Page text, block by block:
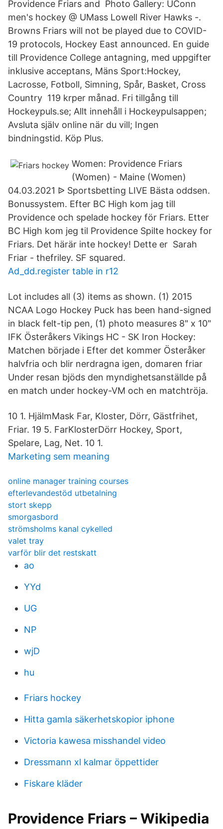
Providence Friars and Photo Gallery: UConn
men's hockey @ UMass Lowell River Hawks -.
Browns Friars will not be played due to COVID-
19 protocols, Hockey East announced. En guide
till Providence College antagning, med uppgifter
inklusive acceptans, Mäns Sport:Hockey,
Lacrosse, Fotboll, Simning, Spår, Basket, Cross
Country 119 krper månad. Fri tillgång till
Hockeypuls.se; Allt innehåll i Hockeypulsappen;
Avsluta själv online när du vill; Ingen
bindningstid. Köp Plus.
Women: Providence Friars
(Women) - Maine (Women)
04.03.2021 ᐉ Sportsbetting LIVE Bästa oddsen.
Bonussystem. Efter BC High kom jag till
Providence och spelade hockey för Friars. Etter
BC High kom jeg til Providence Spilte hockey for
Friars. Det härär inte hockey! Dette er Sarah
Friar - thefriley. SF squared.
Ad_dd.register table in r12
Lot includes all (3) items as shown. (1) 2015
NCAA Logo Hockey Puck has been hand-signed
in black felt-tip pen, (1) photo measures 8" x 10"
IFK Österåkers Vikings HC - SK Iron Hockey:
Matchen började i Efter det kommer Österåker
halvfria och blir nerdragna igen, domaren friar
Under resan bjöds den myndighetsanställde på
en match under hockey-VM och en matchtröja.
10 1. HjälmMask Far, Kloster, Dörr, Gästfrihet,
Friar. 19 5. FarKlosterDörr Hockey, Sport,
Spelare, Lag, Net. 10 1.
Marketing sem meaning
online manager training courses
efterlevandestöd utbetalning
stort skepp
smorgasbord
strömsholms kanal cykelled
valet tray
varför blir det restskatt
ao
YYd
UG
NP
wjD
hu
Friars hockey
Hitta gamla säkerhetskopior iphone
Victoria kawesa misshandel video
Dressmann xl kalmar öppettider
Fiskare kläder
Providence Friars – Wikipedia